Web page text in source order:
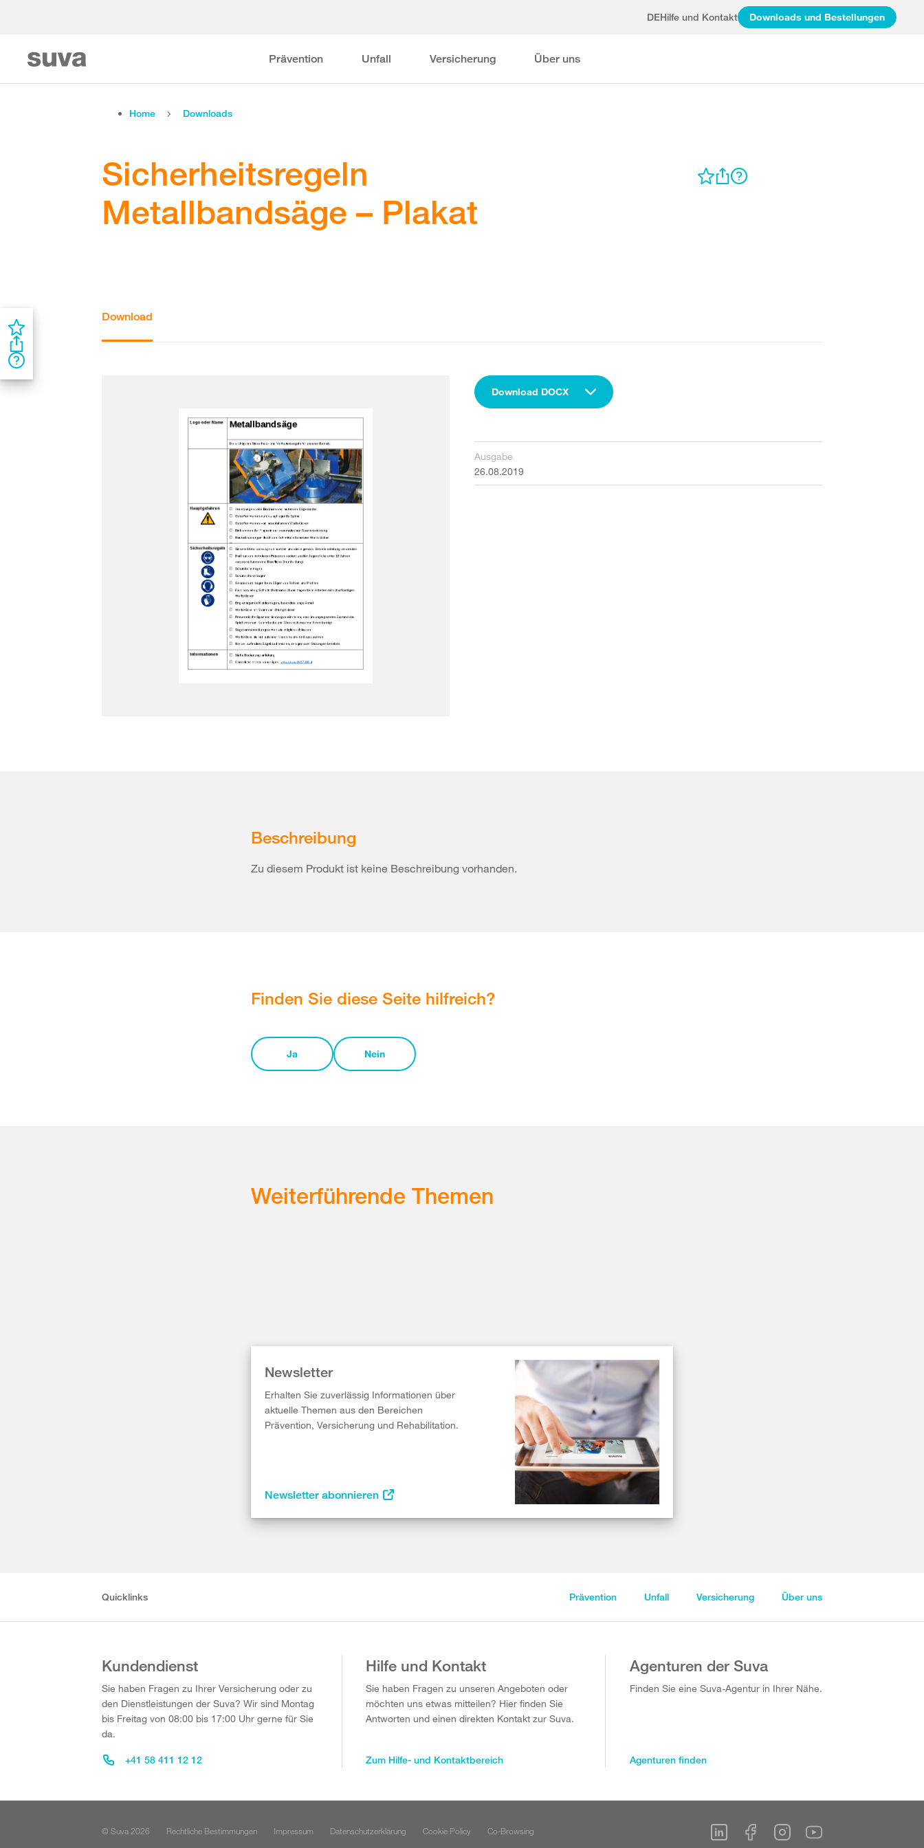
DEHilfe und Kontakt Downloads und Bestellungen
Prävention Unfall Versicherung Über uns
Home Downloads
Sicherheitsregeln
Metallbandsäge – Plakat
Download
Download DOCX
Ausgabe
26.08.2019
Beschreibung
Zu diesem Produkt ist keine Beschreibung vorhanden.
Finden Sie diese Seite hilfreich?
Ja Nein
Weiterführende Themen
Newsletter
Erhalten Sie zuverlässig Informationen über
aktuelle Themen aus den Bereichen
Prävention, Versicherung und Rehabilitation.
Newsletter abonnieren
Quicklinks Prävention Unfall Versicherung Über uns
Kundendienst
Sie haben Fragen zu Ihrer Versicherung oder zu
den Dienstleistungen der Suva? Wir sind Montag
bis Freitag von 08:00 bis 17:00 Uhr gerne für Sie
da.
+41 58 411 12 12
Hilfe und Kontakt
Sie haben Fragen zu unseren Angeboten oder
möchten uns etwas mitteilen? Hier finden Sie
Antworten und einen direkten Kontakt zur Suva.
Zum Hilfe- und Kontaktbereich
Agenturen der Suva
Finden Sie eine Suva-Agentur in Ihrer Nähe.
Agenturen finden
© Suva 2026 Rechtliche Bestimmungen Impressum Datenschutzerklärung Cookie Policy Co-Browsing